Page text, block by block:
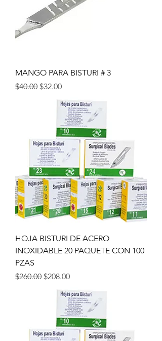
MANGO PARA BISTURI # 3
Precio
$40.00 Precio de oferta
$32.00
HOJA BISTURI DE ACERO
INOXIDABLE 20 PAQUETE CON 100
PZAS
Precio
$260.00 Precio de oferta
$208.00